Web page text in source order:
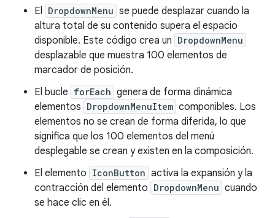
El DropdownMenu se puede desplazar cuando la
altura total de su contenido supera el espacio
disponible. Este código crea un DropdownMenu
desplazable que muestra 100 elementos de
marcador de posición.
El bucle forEach genera de forma dinámica
elementos DropdownMenuItem componibles. Los
elementos no se crean de forma diferida, lo que
significa que los 100 elementos del menú
desplegable se crean y existen en la composición.
El elemento IconButton activa la expansión y la
contracción del elemento DropdownMenu cuando
se hace clic en él.